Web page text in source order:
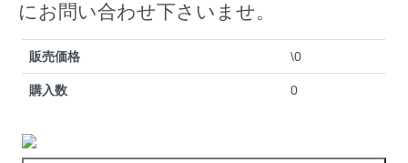
にお問い合わせ下さいませ。
販売価格 \0
購入数 0